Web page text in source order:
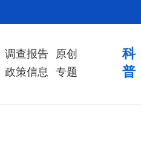
调查报告
原创
政策信息 专题
科
普